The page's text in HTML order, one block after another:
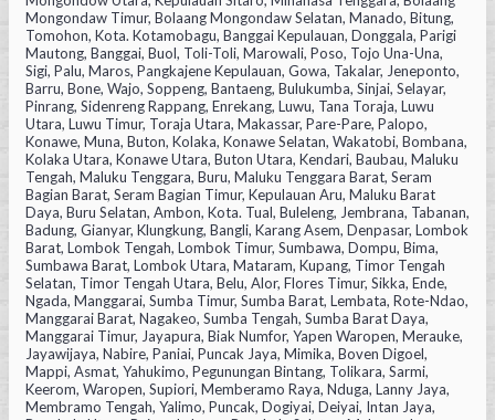
Mongondaw Timur, Bolaang Mongondaw Selatan, Manado, Bitung,
Tomohon, Kota. Kotamobagu, Banggai Kepulauan, Donggala, Parigi
Mautong, Banggai, Buol, Toli-Toli, Marowali, Poso, Tojo Una-Una,
Sigi, Palu, Maros, Pangkajene Kepulauan, Gowa, Takalar, Jeneponto,
Barru, Bone, Wajo, Soppeng, Bantaeng, Bulukumba, Sinjai, Selayar,
Pinrang, Sidenreng Rappang, Enrekang, Luwu, Tana Toraja, Luwu
Utara, Luwu Timur, Toraja Utara, Makassar, Pare-Pare, Palopo,
Konawe, Muna, Buton, Kolaka, Konawe Selatan, Wakatobi, Bombana,
Kolaka Utara, Konawe Utara, Buton Utara, Kendari, Baubau, Maluku
Tengah, Maluku Tenggara, Buru, Maluku Tenggara Barat, Seram
Bagian Barat, Seram Bagian Timur, Kepulauan Aru, Maluku Barat
Daya, Buru Selatan, Ambon, Kota. Tual, Buleleng, Jembrana, Tabanan,
Badung, Gianyar, Klungkung, Bangli, Karang Asem, Denpasar, Lombok
Barat, Lombok Tengah, Lombok Timur, Sumbawa, Dompu, Bima,
Sumbawa Barat, Lombok Utara, Mataram, Kupang, Timor Tengah
Selatan, Timor Tengah Utara, Belu, Alor, Flores Timur, Sikka, Ende,
Ngada, Manggarai, Sumba Timur, Sumba Barat, Lembata, Rote-Ndao,
Manggarai Barat, Nagakeo, Sumba Tengah, Sumba Barat Daya,
Manggarai Timur, Jayapura, Biak Numfor, Yapen Waropen, Merauke,
Jayawijaya, Nabire, Paniai, Puncak Jaya, Mimika, Boven Digoel,
Mappi, Asmat, Yahukimo, Pegunungan Bintang, Tolikara, Sarmi,
Keerom, Waropen, Supiori, Memberamo Raya, Nduga, Lanny Jaya,
Membramo Tengah, Yalimo, Puncak, Dogiyai, Deiyai, Intan Jaya,